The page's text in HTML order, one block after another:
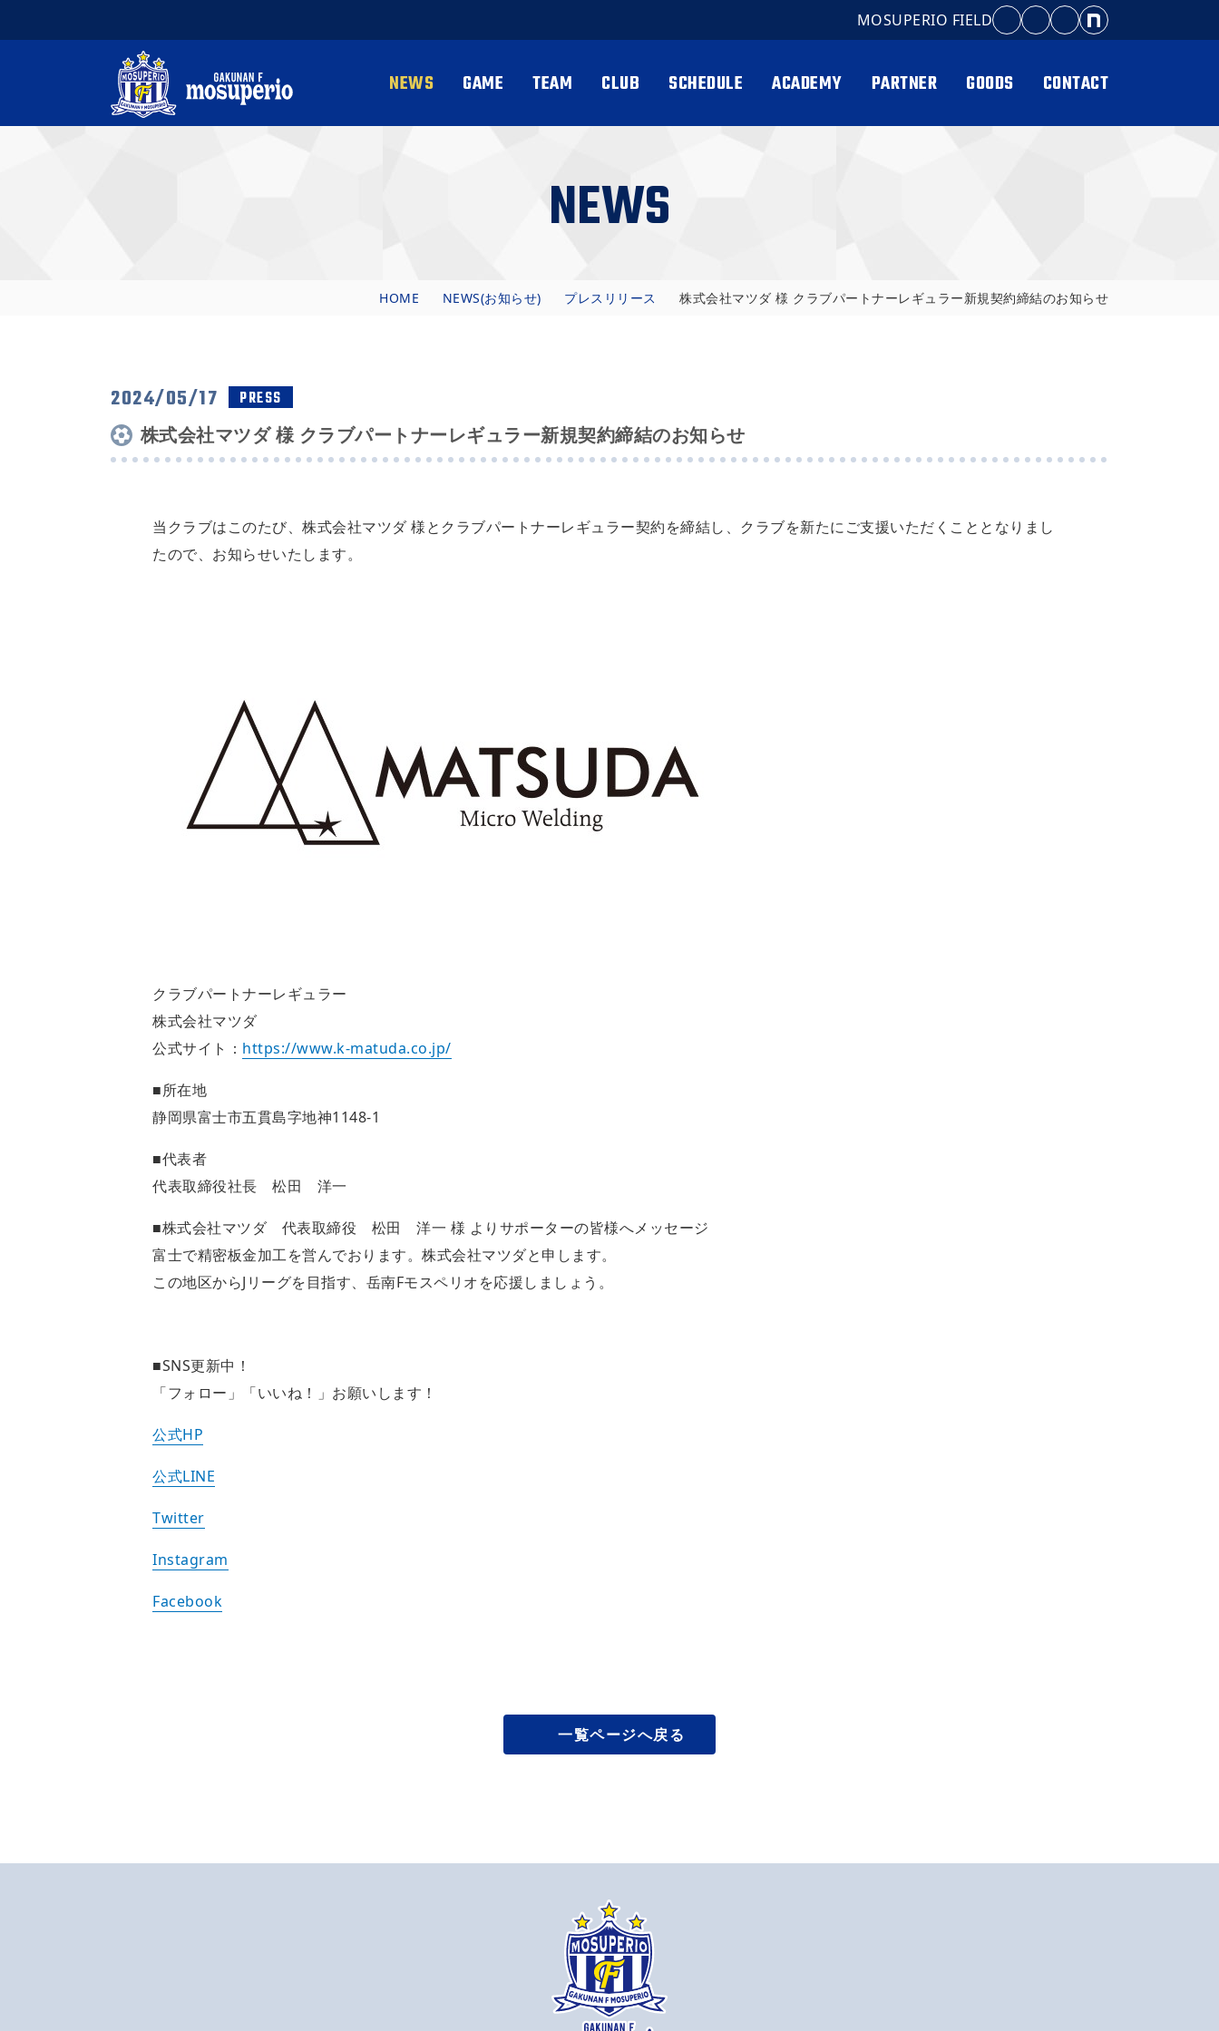
MOSUPERIO FIELD
NEWS GAME TEAM CLUB SCHEDULE ACADEMY PARTNER GOODS CONTACT
NEWS
HOME NEWS(お知らせ) プレスリリース 株式会社マツダ 様 クラブパートナーレギュラー新規契約締結のお知らせ
2024/05/17 PRESS
株式会社マツダ 様 クラブパートナーレギュラー新規契約締結のお知らせ
当クラブはこのたび、株式会社マツダ 様と クラブパートナーレギュラー契約を締結し、クラブを新たにご支援いただくこととなりまし
たので、お知らせいたします。
クラブパートナーレギュラー
株式会社マツダ
公式サイト： https://www.k-matuda.co.jp/
■所在地
静岡県富士市五貫島字地神1148-1
■代表者
代表取締役社長 松田 洋一
■株式会社マツダ 代表取締役 松田 洋一 様 よりサポーターの皆様へメッセージ
富士で精密板金加工を営んでおります。株式会社マツダと申します。
この地区からJリーグを目指す、岳南Fモスペリオを応援しましょう。
■SNS更新中！
「フォロー」「いいね！」お願いします！
公式HP
公式LINE
Twitter
Instagram
Facebook
一覧ページへ戻る